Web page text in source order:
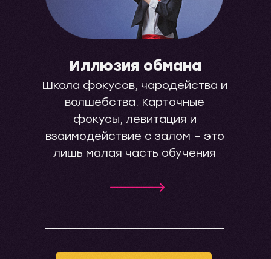
Школа фокусов, чародейства и
волшебства. Карточные
фокусы, левитация и
взаимодействие с залом – это
лишь малая часть обучения
Иллюзия обмана
ЛУЧШИЙ
ПОДАРОК НА
ПРАЗДНИК:
Подарочный
подарочный сертификат